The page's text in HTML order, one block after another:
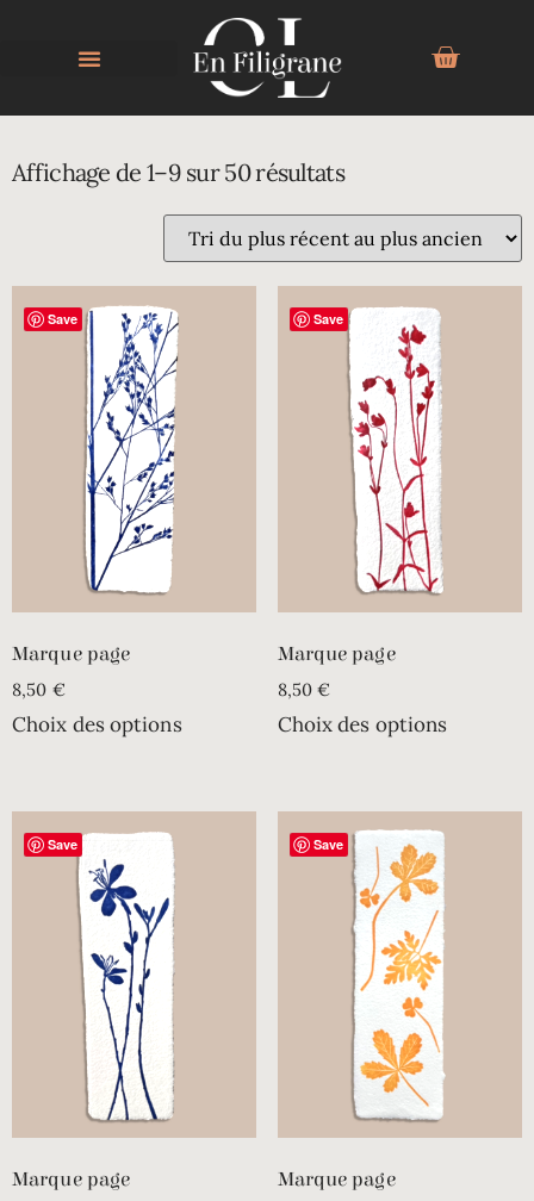
Affichage de 1–9 sur 50 résultats
Save
Marque page
8,50 €
Choix des options
Save
Marque page
8,50€
Choix des options
Save
Marque page
Save
Marque page